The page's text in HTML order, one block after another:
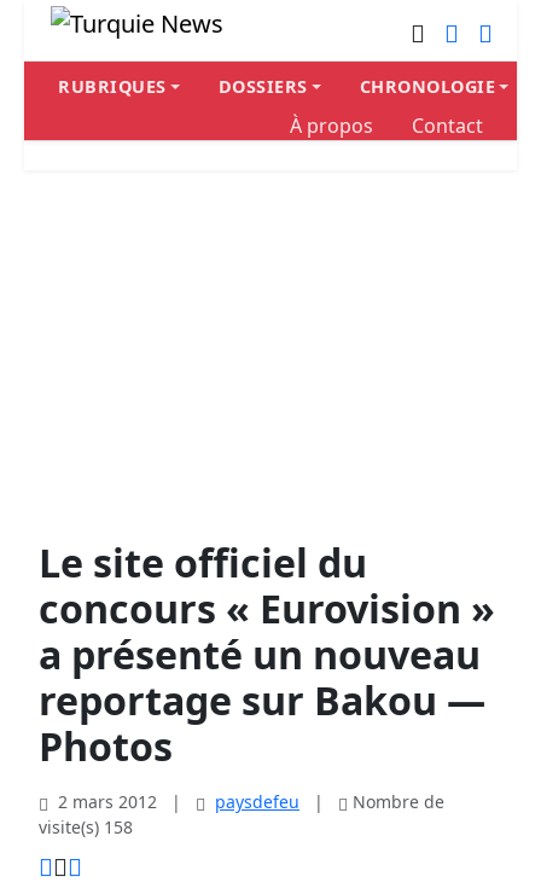
RUBRIQUES DOSSIERS CHRONOLOGIE
À propos Contact
Le site officiel du
concours « Eurovision »
a présenté un nouveau
reportage sur Bakou —
Photos
2 mars 2012 | paysdefeu |
Nombre de
visite(s) 158